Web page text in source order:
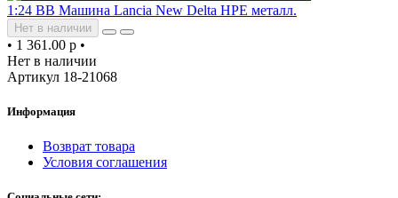
1:24 BB Машина Lancia New Delta HPE металл.
Нет в наличии
• 1 361.00 р •
Нет в наличии
Артикул 18-21068
Информация
Возврат товара
Условия соглашения